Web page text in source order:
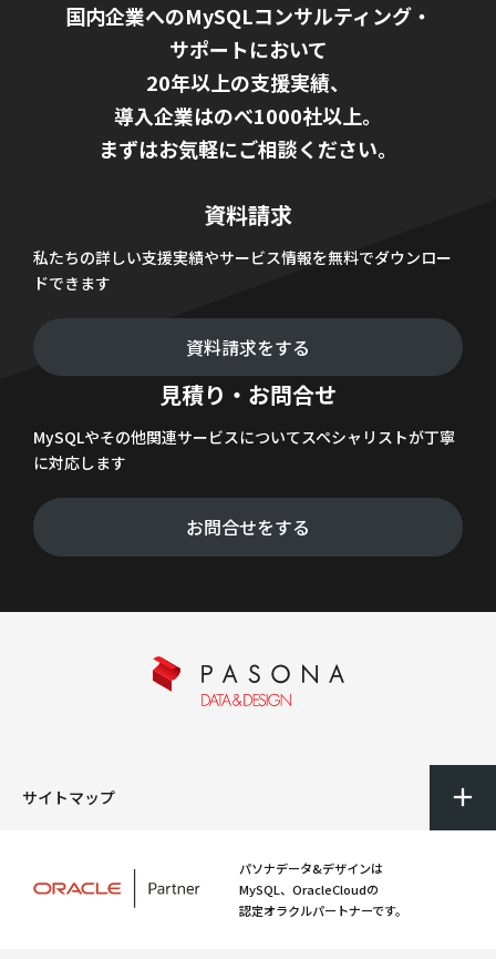
国内企業へのMySQLコンサルティング・
サポートにおいて
20年以上の支援実績、
導入企業はのべ1000社以上。
まずはお気軽にご相談ください。
資料請求
私たちの詳しい支援実績やサービス情報を無料でダウンロー
ドできます
資料請求をする
見積り・お問合せ
MySQLやその他関連サービスについてスペシャリストが丁寧
に対応します
お問合せをする
サイトマップ
パソナデータ&デザインは
MySQL、OracleCloudの
認定オラクルパートナーです。